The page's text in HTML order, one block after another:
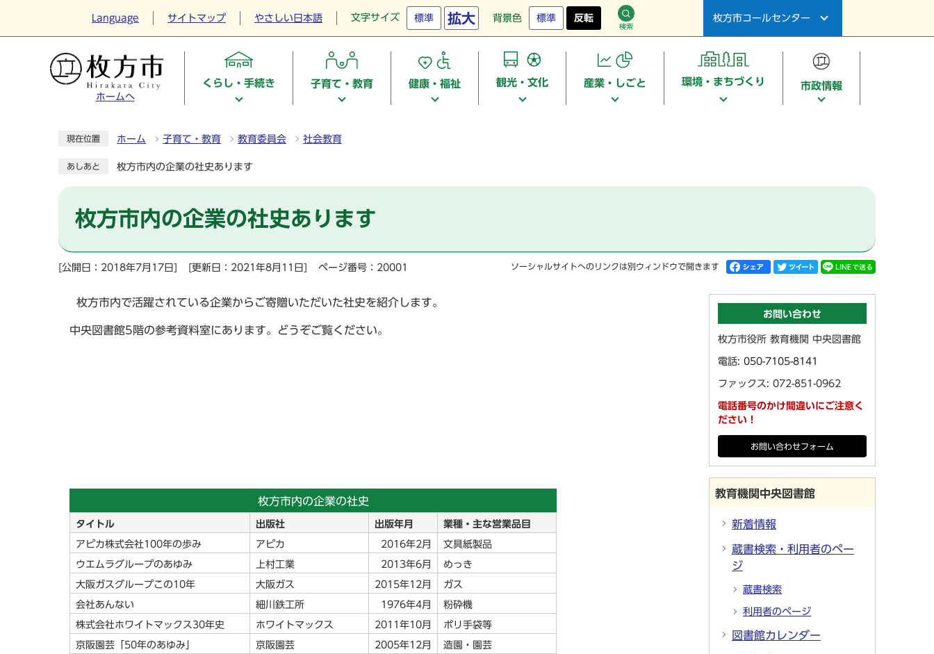
Language サイトマップ やさしい日本語 文字サイズ 標準 拡大 背景色 標準 反転
検索
枚方市コールセンター
ホームへ
くらし・手続き 子育て・教育 健康・福祉 観光・文化 産業・しごと 環境・まちづくり 市政情報
現在位置 ホーム 子育て・教育 教育委員会 社会教育
あしあと 枚方市内の企業の社史あります
枚方市内の企業の社史あります
[公開日：2018年7月17日] [更新日：2021年8月11日] ページ番号：20001 ソーシャルサイトへのリンクは別ウィンドウで開きます
枚方市内で活躍されている企業からご寄贈いただいた社史を紹介します。
中央図書館5階の参考資料室にあります。どうぞご覧ください。
枚方市内の企業の社史
タイトル 出版社 出版年月 業種・主な営業品目
アピカ株式会社100年の歩み アピカ 2016年2月 文具紙製品
ウエムラグループのあゆみ 上村工業 2013年6月 めっき
大阪ガスグループこの10年 大阪ガス 2015年12月 ガス
会社あんない 細川鉄工所 1976年4月 粉砕機
株式会社ホワイトマックス30年史 ホワイトマックス 2011年10月 ポリ手袋等
京阪園芸「50年のあゆみ」 京阪園芸 2005年12月 造園・園芸
お問い合わせ
枚方市役所 教育機関 中央図書館
電話: 050-7105-8141
ファックス: 072-851-0962
電話番号のかけ間違いにご注意く
ださい！
お問い合わせフォーム
教育機関中央図書館
新着情報
蔵書検索・利用者のペー
ジ
蔵書検索
利用者のページ
図書館カレンダー